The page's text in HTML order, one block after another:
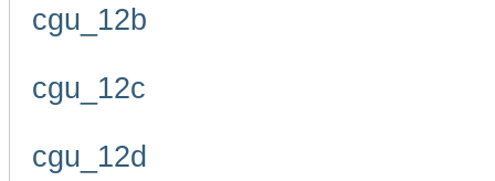
cgu_12b
cgu_12c
cgu_12d